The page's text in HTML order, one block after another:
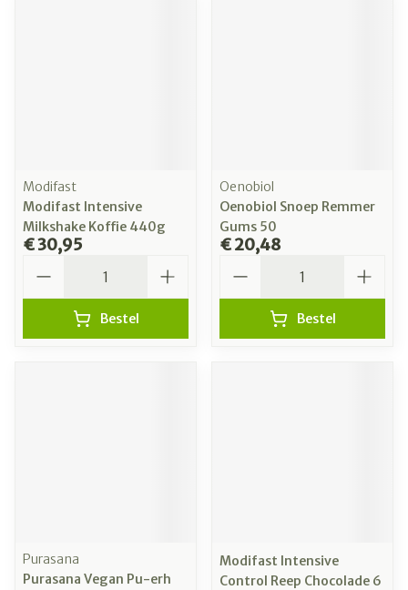
Modifast
Modifast Intensive
Milkshake Koffie 440g
€ 30,95
Bestel
Oenobiol
Oenobiol Snoep Remmer
Gums 50
€ 20,48
Bestel
Purasana
Purasana Vegan Pu-erh
Modifast Intensive
Control Reep Chocolade 6